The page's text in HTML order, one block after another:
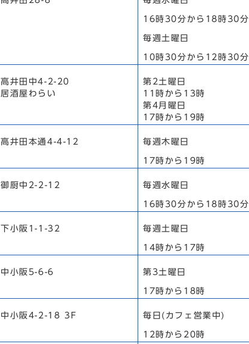
16時30分から18時30分
毎週土曜日
10時30分から12時30分
高井田中4-2-20
居酒屋わらい
第2土曜日
11時から13時
第4月曜日
17時から19時
高井田本通4-4-12 毎週木曜日
17時から19時
御厨中2-2-12 毎週水曜日
16時30分から18時30分
下小阪1-1-32 毎週土曜日
14時から17時
中小阪5-6-6 第3土曜日
17時から18時
中小阪4-2-18 3F 毎日(カフェ営業中)
12時から20時